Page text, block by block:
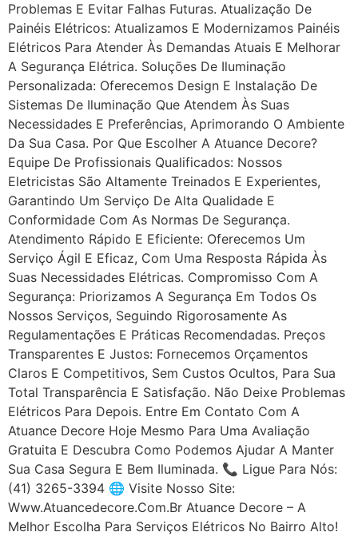
Problemas E Evitar Falhas Futuras. Atualização De
Painéis Elétricos: Atualizamos E Modernizamos Painéis
Elétricos Para Atender Às Demandas Atuais E Melhorar
A Segurança Elétrica. Soluções De Iluminação
Personalizada: Oferecemos Design E Instalação De
Sistemas De Iluminação Que Atendem Às Suas
Necessidades E Preferências, Aprimorando O Ambiente
Da Sua Casa. Por Que Escolher A Atuance Decore?
Equipe De Profissionais Qualificados: Nossos
Eletricistas São Altamente Treinados E Experientes,
Garantindo Um Serviço De Alta Qualidade E
Conformidade Com As Normas De Segurança.
Atendimento Rápido E Eficiente: Oferecemos Um
Serviço Ágil E Eficaz, Com Uma Resposta Rápida Às
Suas Necessidades Elétricas. Compromisso Com A
Segurança: Priorizamos A Segurança Em Todos Os
Nossos Serviços, Seguindo Rigorosamente As
Regulamentações E Práticas Recomendadas. Preços
Transparentes E Justos: Fornecemos Orçamentos
Claros E Competitivos, Sem Custos Ocultos, Para Sua
Total Transparência E Satisfação. Não Deixe Problemas
Elétricos Para Depois. Entre Em Contato Com A
Atuance Decore Hoje Mesmo Para Uma Avaliação
Gratuita E Descubra Como Podemos Ajudar A Manter
Sua Casa Segura E Bem Iluminada. 📞 Ligue Para Nós:
(41) 3265-3394 🌐 Visite Nosso Site:
Www.atuancedecore.com.br Atuance Decore – A
Melhor Escolha Para Serviços Elétricos No Bairro Alto!